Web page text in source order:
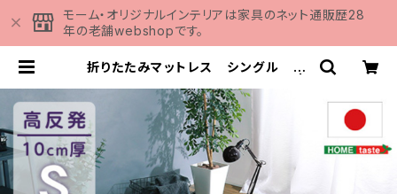
モーム・オリジナルインテリアは家具のネット通販歴28
年の老舗webshopです。
折りたたみマットレス シングル 【R
家具の通販専門店 MOMU